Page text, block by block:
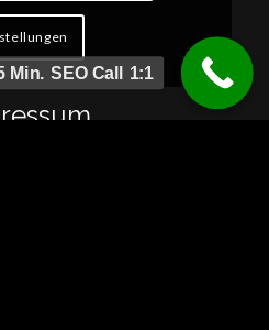
Min. SEO Call 1:1